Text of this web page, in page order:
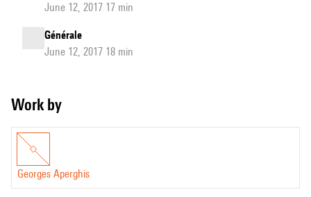
June 12, 2017 17 min
Générale
June 12, 2017 18 min
Work by
Georges Aperghis